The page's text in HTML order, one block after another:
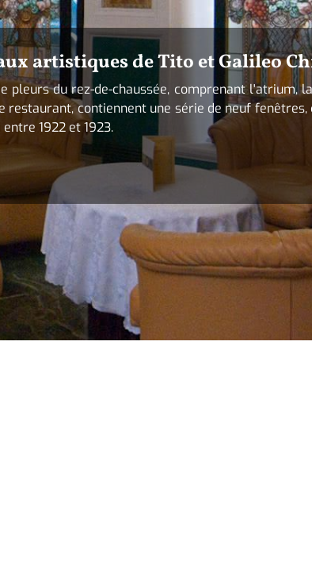
artistiques de Tito et Galileo
pleurs du rez-de-chaussée, comprenant l'atrium,
restaurant, contiennent une série de neuf
entre 1922 et 1923.